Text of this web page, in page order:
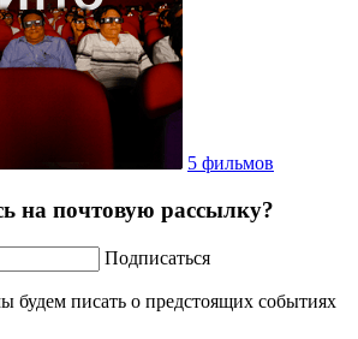
5 фильмов
на почтовую рассылку?
Подписаться
будем писать о предстоящих событиях